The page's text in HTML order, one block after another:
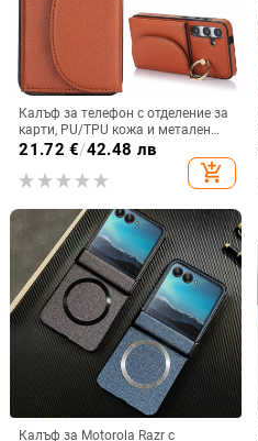
Калъф за телефон с отделение за
карти, PU/TPU кожа и метален
пръстен; ръчна изработка,
против изпускане, за Samsung
21.72 €/42.48 лв
add_shopping_cart
Калъф за Motorola Razr с